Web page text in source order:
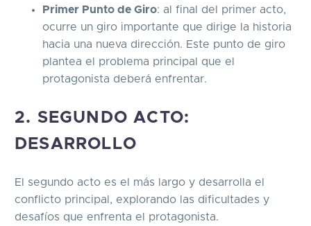
Primer Punto de Giro: al final del primer acto,
ocurre un giro importante que dirige la historia
hacia una nueva dirección. Este punto de giro
plantea el problema principal que el
protagonista deberá enfrentar.
2. SEGUNDO ACTO:
DESARROLLO
El segundo acto es el más largo y desarrolla el
conflicto principal, explorando las dificultades y
desafíos que enfrenta el protagonista.